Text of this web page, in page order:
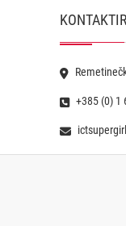
+385 (0) 1